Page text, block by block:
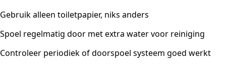
Gebruik alleen toiletpapier, niks anders
Spoel regelmatig door met extra water voor reiniging
Controleer periodiek of doorspoel systeem goed werkt